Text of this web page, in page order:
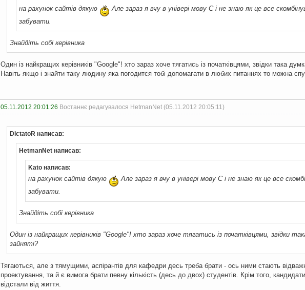
на рахунок сайтів дякую
Але зараз я вчу в універі мову С і не знаю як це все
забувати.
Знайдіть собі керівника
Один із найкращих керівників "Google"! хто зараз хоче тягатись із початківцями, звідки така
Навіть якщо і знайти таку людину яка погодится тобі допомагати в любих питаннях то можна
05.11.2012 20:01:26 Востаннє редагувалося HetmanNet (05.11.2012 20:05:11)
DictatoR написав:
HetmanNet написав:
Kato написав:
на рахунок сайтів дякую
Але зараз я вчу в універі мову С і не знаю як це все
забувати.
Знайдіть собі керівника
Один із найкращих керівників "Google"! хто зараз хоче тягатись із початківцями, звідки
зайняті?
Тягаються, але з тямущими, аспірантів для кафедри десь треба брати - ось ними стають
проектування, та й є вимога брати певну кількість (десь до двох) студентів. Крім того,
відстали від життя.